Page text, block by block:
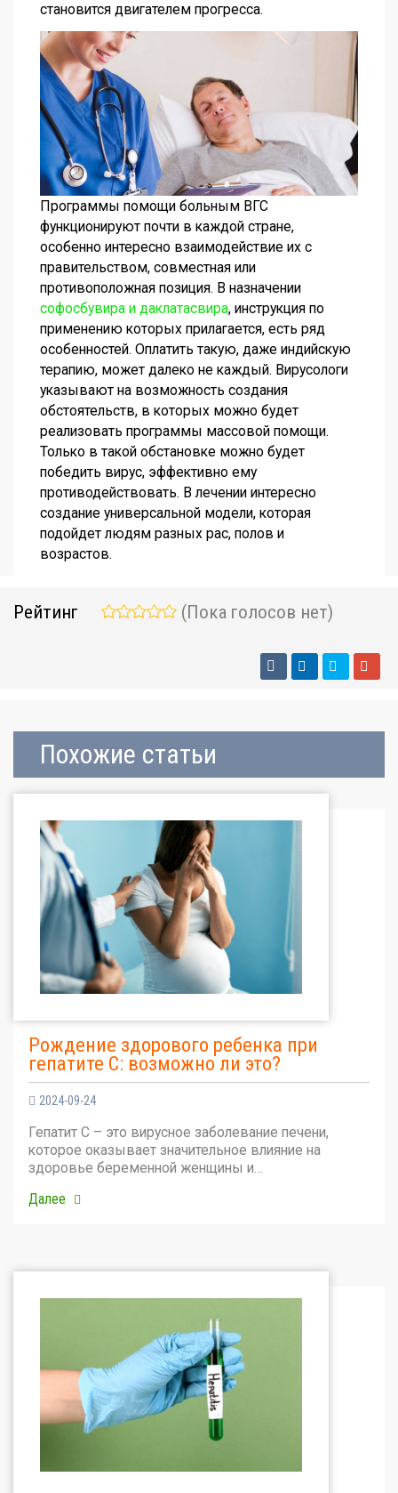
становится двигателем прогресса.
Программы помощи больным ВГС
функционируют почти в каждой стране,
особенно интересно взаимодействие их с
правительством, совместная или
противоположная позиция. В назначении
софосбувира и даклатасвира, инструкция по
применению которых прилагается, есть ряд
особенностей. Оплатить такую, даже индийскую
терапию, может далеко не каждый. Вирусологи
указывают на возможность создания
обстоятельств, в которых можно будет
реализовать программы массовой помощи.
Только в такой обстановке можно будет
победить вирус, эффективно ему
противодействовать. В лечении интересно
создание универсальной модели, которая
подойдет людям разных рас, полов и
возрастов.
Рейтинг (Пока голосов нет)
Похожие статьи
Рождение здорового ребенка при
гепатите С: возможно ли это?
2024-09-24
Гепатит С – это вирусное заболевание печени,
которое оказывает значительное влияние на
здоровье беременной женщины и…
Далее